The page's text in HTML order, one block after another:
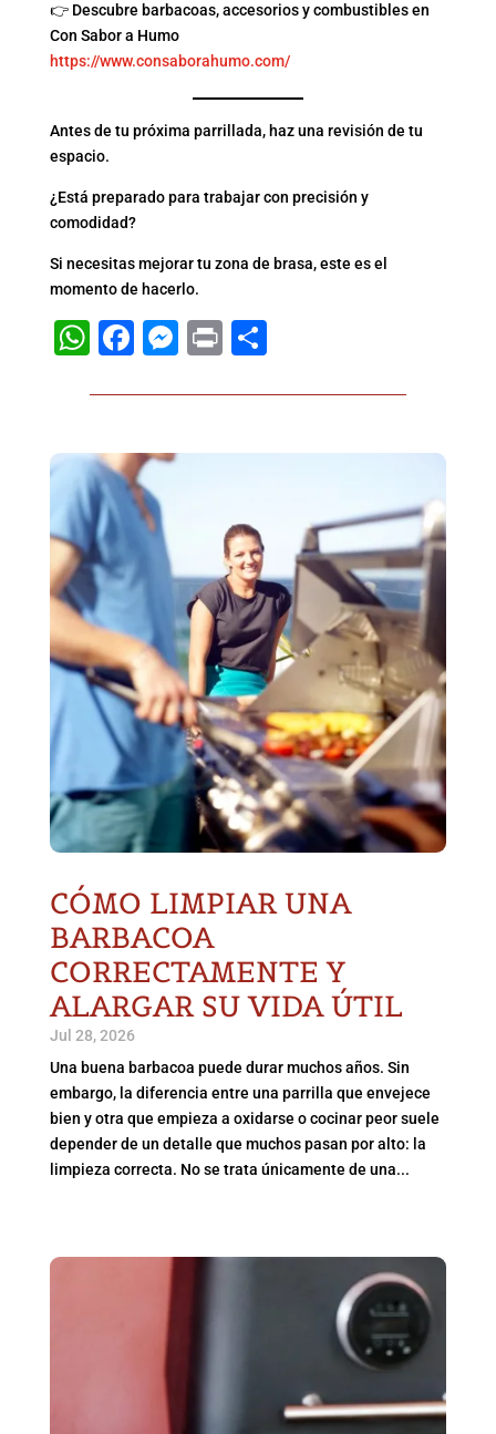
👉 Descubre barbacoas, accesorios y combustibles en
Con Sabor a Humo
https://www.consaborahumo.com/
Antes de tu próxima parrillada, haz una revisión de tu
espacio.
¿Está preparado para trabajar con precisión y
comodidad?
Si necesitas mejorar tu zona de brasa, este es el
momento de hacerlo.
WhatsApp
Facebook
Messenger
Print
CÓMO LIMPIAR UNA
BARBACOA
CORRECTAMENTE Y
ALARGAR SU VIDA ÚTIL
Jul 28, 2026
Una buena barbacoa puede durar muchos años. Sin
embargo, la diferencia entre una parrilla que envejece
bien y otra que empieza a oxidarse o cocinar peor suele
depender de un detalle que muchos pasan por alto: la
limpieza correcta. No se trata únicamente de una...